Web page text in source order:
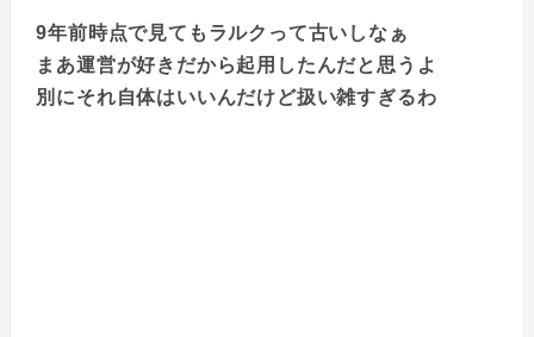
9年前時点で見てもラルクって古いしなぁ
まあ運営が好きだから起用したんだと思うよ
別にそれ自体はいいんだけど扱い雑すぎるわ